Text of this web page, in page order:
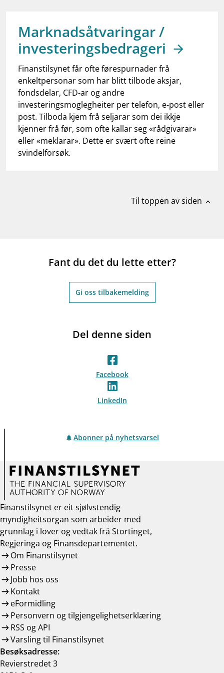
dashboardInformasjon for investorer
notifications_noneAbonner på nyhetsvarsel
Marknadsåtvaringar /
investeringsbedrageri
Finanstilsynet får ofte førespurnader frå
enkeltpersonar som har blitt tilbode aksjar,
fondsdelar, CFD-ar og andre
investeringsmoglegheiter per telefon, e-post eller
post. Tilboda kjem frå seljarar som dei ikkje
kjenner frå før, som ofte kallar seg «rådgivarar»
eller «meklarar». Dette er svært ofte reine
svindelforsøk.
Til toppen av siden expand_less
Fant du det du lette etter?
Gi oss tilbakemelding
Del denne siden
Facebook
LinkedIn
Abonner på nyhetsvarsel
Finanstilsynet er eit sjølvstendig
myndigheitsorgan som arbeider med
grunnlag i lover og vedtak frå Stortinget,
Regjeringa og Finansdepartementet.
Om Finanstilsynet
Presse
Jobb hos oss
Kontakt
eFormidling
Personvern og tilgjengelighetserklæring
RSS og API
Varsling til Finanstilsynet
Besøksadresse:
Revierstredet 3